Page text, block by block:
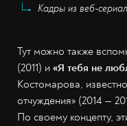
Кадры из веб-
Тут можно также
(2011) и «Я тебя не
Костомарова,
отчуждения» (2014 —
По своему концепту,